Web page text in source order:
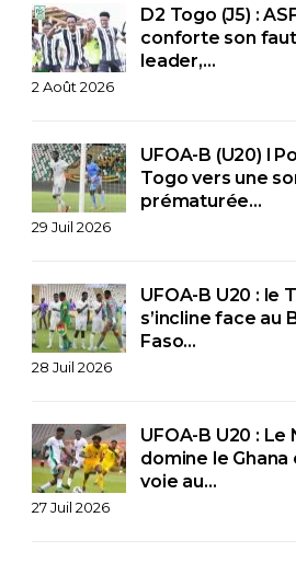
D2 Togo (J5) :
conforte son
leader,…
2 Août 2026
UFOA-B (U20) l
Togo vers une
prématurée…
29 Juil 2026
UFOA-B U20 : le
s’incline face au
Faso…
28 Juil 2026
UFOA-B U20 : Le
domine le Ghana
voie au…
27 Juil 2026